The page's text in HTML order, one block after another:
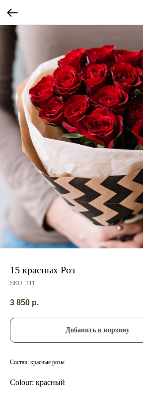
15 красных Роз
SKU: 311
3 850 р.
Добавить в корзину
Состав: красные розы
Colour: красный